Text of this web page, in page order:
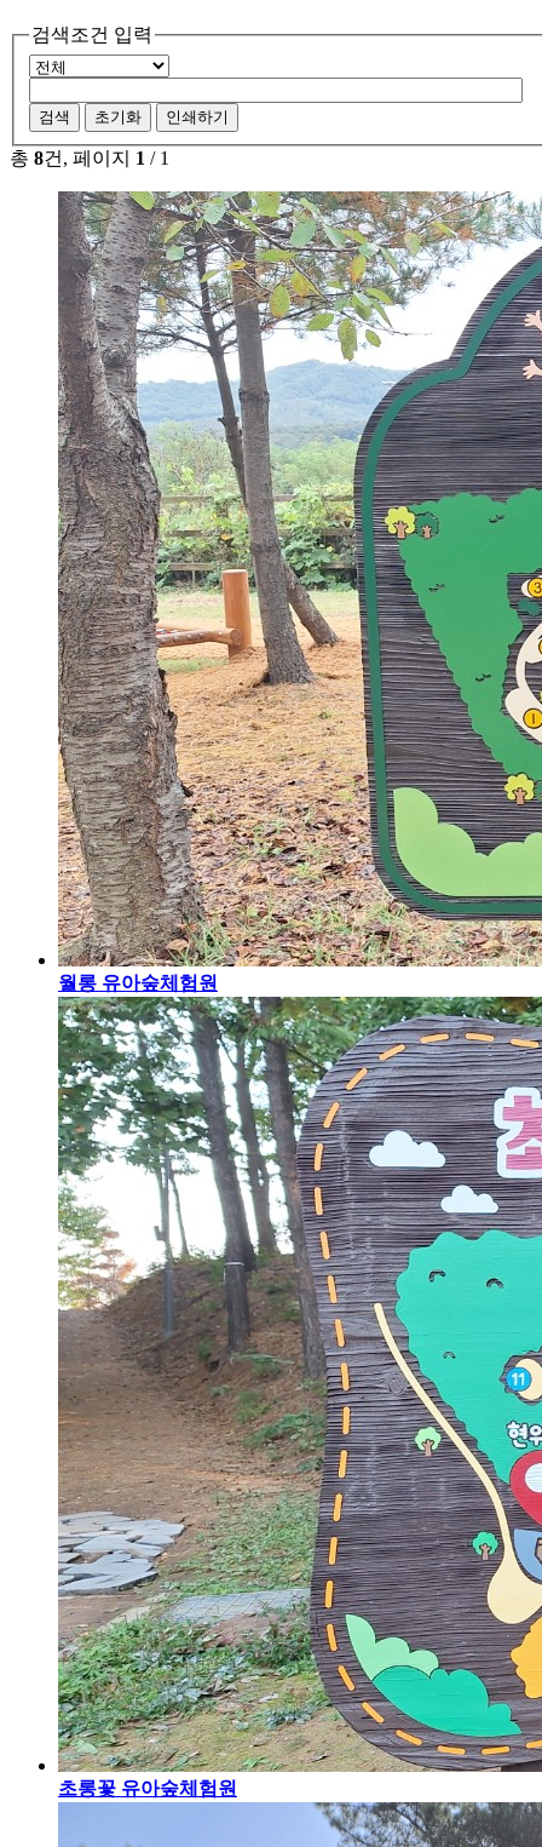
검색조건 입력
검색 초기화 인쇄하기
총 8건, 페이지 1 / 1
월롱 유아숲체험원
초롱꽃 유아숲체험원